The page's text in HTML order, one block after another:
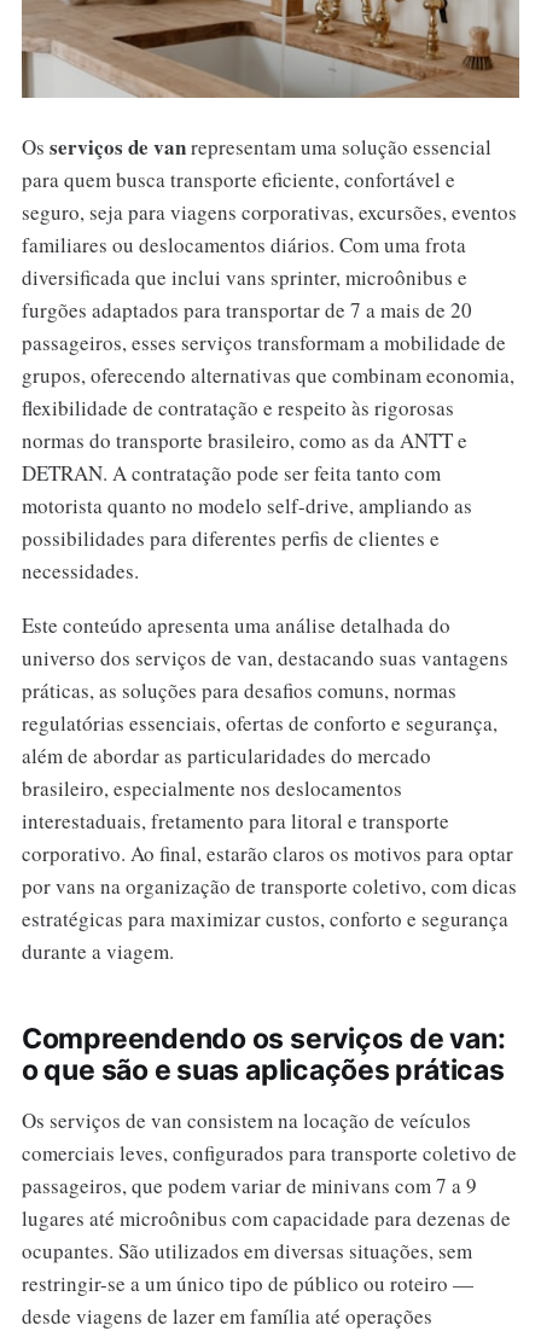
Os serviços de vanrepresentam uma solução essencial
para quem busca transporte eficiente, confortável e
seguro, seja para viagens corporativas, excursões, eventos
familiares ou deslocamentos diários. Com uma frota
diversificada que inclui vans sprinter, microônibus e
furgões adaptados para transportar de 7 a mais de 20
passageiros, esses serviços transformam a mobilidade de
grupos, oferecendo alternativas que combinam economia,
flexibilidade de contratação e respeito às rigorosas
normas do transporte brasileiro, como as da ANTT e
DETRAN. A contratação pode ser feita tanto com
motorista quanto no modelo self-drive, ampliando as
possibilidades para diferentes perfis de clientes e
necessidades.
Este conteúdo apresenta uma análise detalhada do
universo dos serviços de van, destacando suas vantagens
práticas, as soluções para desafios comuns, normas
regulatórias essenciais, ofertas de conforto e segurança,
além de abordar as particularidades do mercado
brasileiro, especialmente nos deslocamentos
interestaduais, fretamento para litoral e transporte
corporativo. Ao final, estarão claros os motivos para optar
por vans na organização de transporte coletivo, com dicas
estratégicas para maximizar custos, conforto e segurança
durante a viagem.
Compreendendo os serviços de van:
o que são e suas aplicações práticas
Os serviços de van consistem na locação de veículos
comerciais leves, configurados para transporte coletivo de
passageiros, que podem variar de minivans com 7 a 9
lugares até microônibus com capacidade para dezenas de
ocupantes. São utilizados em diversas situações, sem
restringir-se a um único tipo de público ou roteiro —
desde viagens de lazer em família até operações